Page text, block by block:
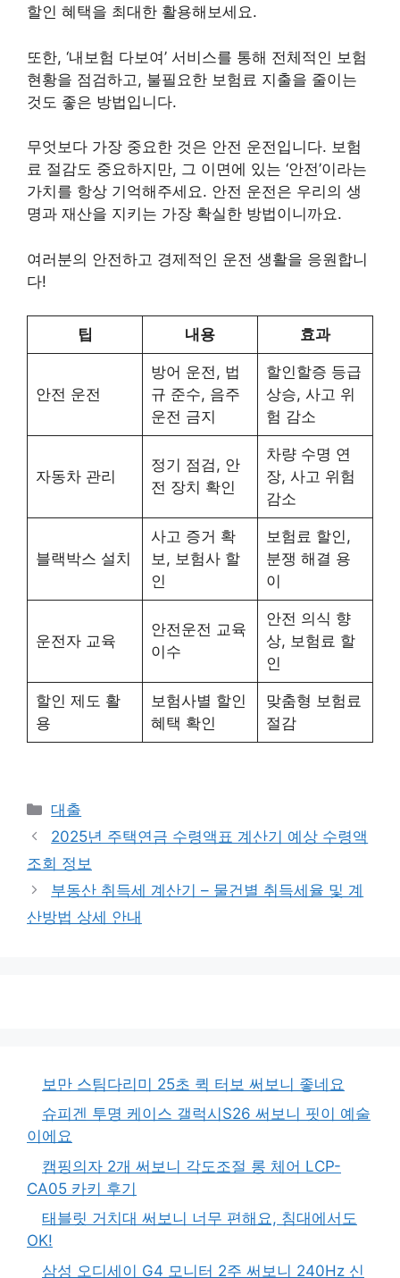
할인 혜택을 최대한 활용해보세요.
또한, ‘내보험 다보여’ 서비스를 통해 전체적인 보험
현황을 점검하고, 불필요한 보험료 지출을 줄이는
것도 좋은 방법입니다.
무엇보다 가장 중요한 것은 안전 운전입니다. 보험
료 절감도 중요하지만, 그 이면에 있는 ‘안전’이라는
가치를 항상 기억해주세요. 안전 운전은 우리의 생
명과 재산을 지키는 가장 확실한 방법이니까요.
여러분의 안전하고 경제적인 운전 생활을 응원합니
다!
팁 내용 효과
안전 운전
방어 운전, 법
규 준수, 음주
운전 금지
할인할증 등급
상승, 사고 위
험 감소
자동차 관리
정기 점검, 안
전 장치 확인
차량 수명 연
장, 사고 위험
감소
블랙박스 설치
사고 증거 확
보, 보험사 할
인
보험료 할인,
분쟁 해결 용
이
운전자 교육
안전운전 교육
이수
안전 의식 향
상, 보험료 할
인
할인 제도 활
용
보험사별 할인
혜택 확인
맞춤형 보험료
절감
카
테
리
대출
2025년 주택연금 수령액표 계산기 예상 수령액
조회 정보
부동산 취득세 계산기 – 물건별 취득세율 및 계
산방법 상세 안내
보만 스팀다리미 25초 퀵 터보 써보니 좋네요
슈피겐 투명 케이스 갤럭시S26 써보니 핏이 예술
이에요
캠핑의자 2개 써보니 각도조절 롱 체어 LCP-
CA05 카키 후기
태블릿 거치대 써보니 너무 편해요, 침대에서도
OK!
삼성 오디세이 G4 모니터 2주 써보니 240Hz 신